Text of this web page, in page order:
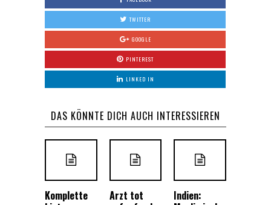
TWITTER
GOOGLE
PINTEREST
LINKED IN
DAS KÖNNTE DICH AUCH INTERESSIEREN
Komplette
Arzt tot
Indien: